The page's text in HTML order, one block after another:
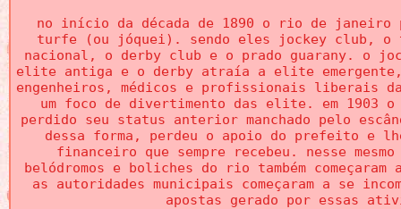
no início da década de 1890 o rio de janeiro
turfe (ou jóquei). sendo eles jockey club, o
nacional, o derby club e o prado guarany. o
elite antiga e o derby atraía a elite
engenheiros, médicos e profissionais liberais da
um foco de divertimento das elite. em 1903
perdido seu status anterior manchado pelo
dessa forma, perdeu o apoio do prefeito e
financeiro que sempre recebeu. nesse
belódromos e boliches do rio também
as autoridades municipais começaram a se
apostas gerado por essas